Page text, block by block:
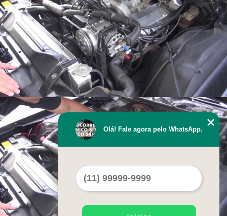
Olá! Fale agora pelo WhatsApp.